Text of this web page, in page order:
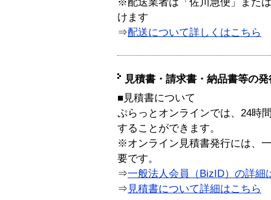
※配送業者は「佐川急便」また
けます
⇒配送について詳しくはこちら
見積書・請求書・納品書等の
■見積書について
ぷらっとオンラインでは、24時
することができます。
※オンライン見積書発行には、
要です。
⇒一般法人会員（BizID）の詳細
⇒ 見積書について詳細はこちら